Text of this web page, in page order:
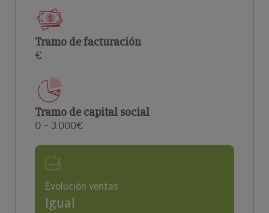
Tramo de facturación
€
Tramo de capital social
0 – 3.000€
Evolución ventas
Igual